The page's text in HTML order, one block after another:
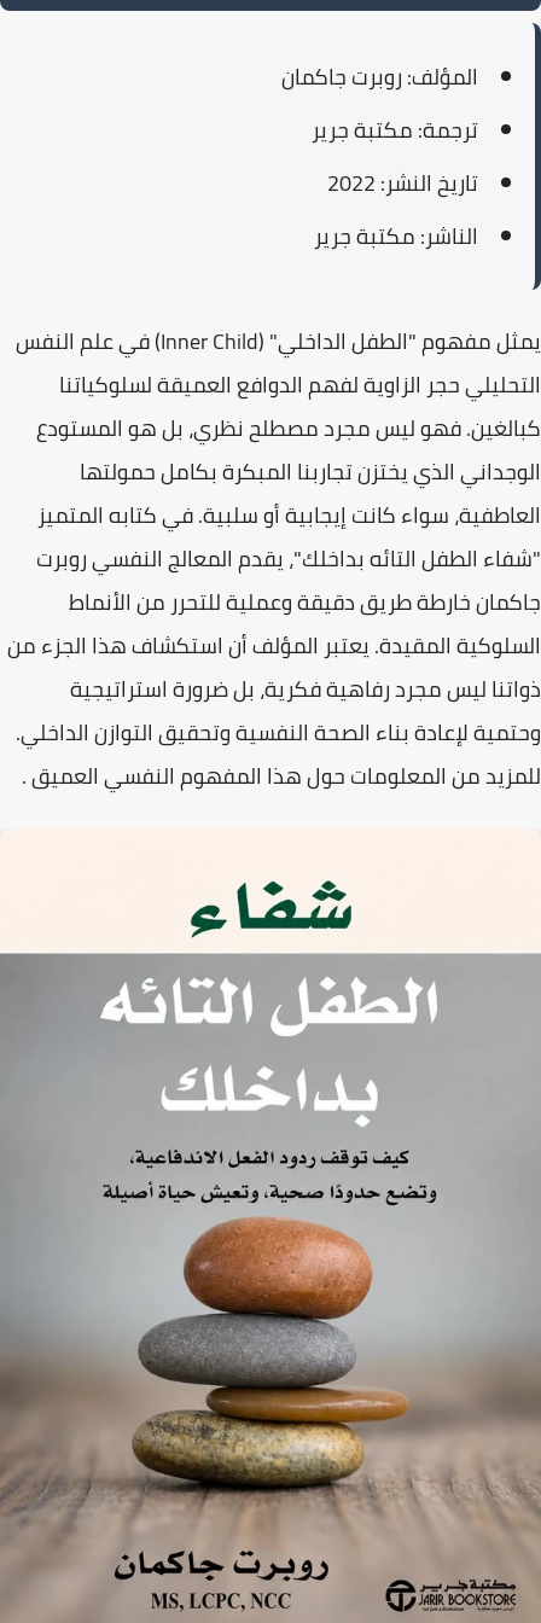
المؤلف:روبرت جاكمان
ترجمة:مكتبة جرير
تاريخ النشر:
الناشر:مكتبة جرير
يمثل مفهوم "الطفل الداخلي
" (Inner Child) في علم النفس
التحليلي حجر الزاوية لفهم الدوافع العميقة لسلوكياتنا
كبالغين. فهو ليس مجرد مصطلح نظري، بل هو المستودع
الوجداني الذي يختزن تجاربنا المبكرة بكامل حمولتها
العاطفية، سواء كانت إيجابية أو سلبية. في كتابه المتميز
"شفاء الطفل التائه بداخلك"، يقدم المعالج النفسيروبرت
جاكمانخارطة طريق دقيقة وعملية للتحرر من الأنماط
السلوكية المقيدة. يعتبر المؤلف أن استكشاف هذا الجزء من
ذواتنا ليس مجرد رفاهية فكرية، بل ضرورة استراتيجية
وحتمية لإعادة بناء الصحة النفسية وتحقيق التوازن الداخلي.
للمزيد من المعلومات حول هذا المفهوم النفسي العميق .